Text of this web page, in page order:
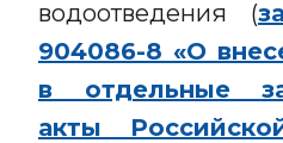
водоотведения (
904086-8 «О
в отдельные
акты